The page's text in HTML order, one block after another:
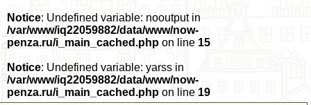
Notice: Undefined variable: nooutput in
/var/www/iq22059882/data/www/now-
penza.ru/i_main_cached.php on line 15
Notice: Undefined variable: yarss in
/var/www/iq22059882/data/www/now-
penza.ru/i_main_cached.php on line 19